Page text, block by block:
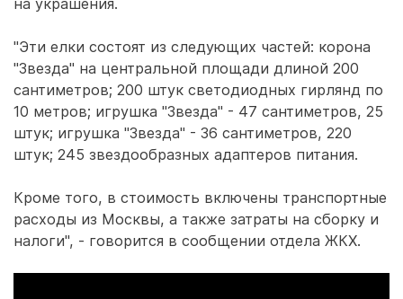
на украшения.
"Эти елки состоят из следующих частей: корона
"Звезда" на центральной площади длиной 200
сантиметров; 200 штук светодиодных гирлянд по
10 метров; игрушка "Звезда" - 47 сантиметров, 25
штук; игрушка "Звезда" - 36 сантиметров, 220
штук; 245 звездообразных адаптеров питания.
Кроме того, в стоимость включены транспортные
расходы из Москвы, а также затраты на сборку и
налоги", - говорится в сообщении отдела ЖКХ.